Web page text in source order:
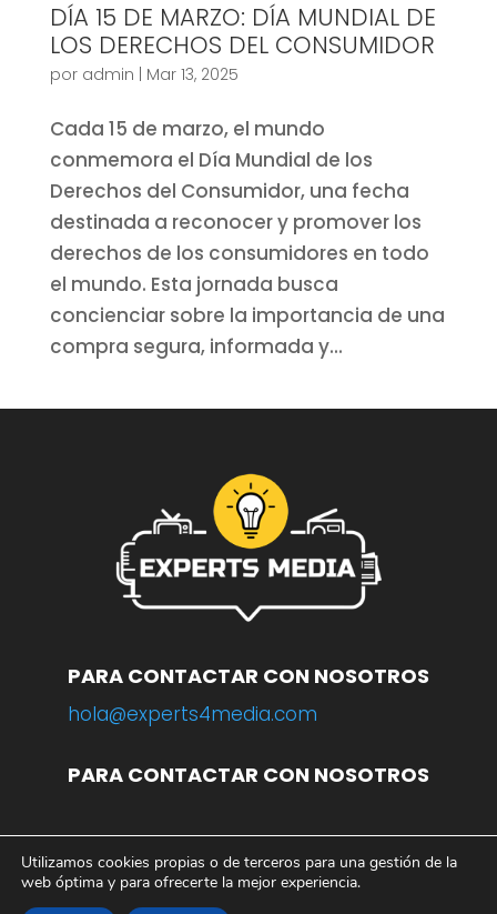
DÍA 15 DE MARZO: DÍA MUNDIAL DE
LOS DERECHOS DEL CONSUMIDOR
por admin Mar 13, 2025
Cada 15 de marzo, el mundo
conmemora el Día Mundial de los
Derechos del Consumidor, una fecha
destinada a reconocer y promover los
derechos de los consumidores en todo
el mundo. Esta jornada busca
concienciar sobre la importancia de una
compra segura, informada y...
PARA CONTACTAR CON NOSOTROS
hola@experts4media.com
PARA CONTACTAR CON NOSOTROS
© 2023 WEBwww.experts4media.com
Utilizamos cookies propias o de terceros para una gestión de la
web óptima y para ofrecerte la mejor experiencia.